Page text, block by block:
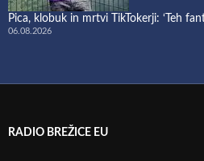
Pica, klobuk in mrtvi TikTokerji: ‘Teh
06.08.2026
RADIO BREŽICE EU